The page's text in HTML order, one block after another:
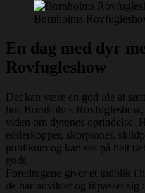
Bornholms
En dag med dyr
Rovfugleshow
Det kan være en god ide at
hos Bornholms
viden om dyrenes oprindelse.
edderkopper, skorpioner,
publikum og kan ses på helt
godt.
Foredragene giver et indblik i
de har udviklet og tilpasset sig